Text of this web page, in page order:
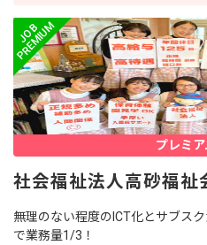
社会福祉法人高砂福祉
無理のない程度のICT化とサブス
で業務量1/3！
プレミ